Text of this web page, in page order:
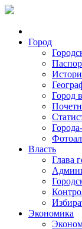
Город
Город
Власть
Глава
Экономика